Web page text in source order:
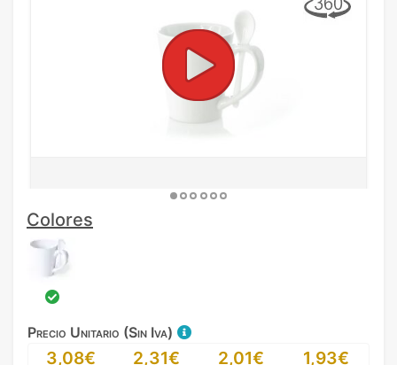
Colores
Precio Unitario (Sin Iva)
3,08€ 2,31€ 2,01€ 1,93€